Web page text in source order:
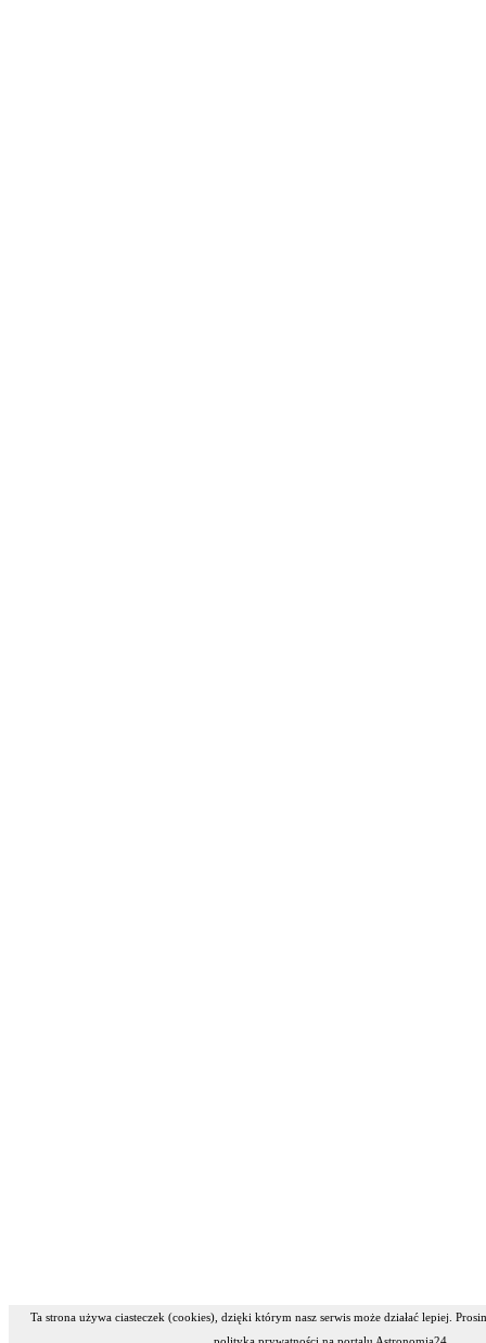
Ta strona używa ciasteczek (cookies), dzięki którym nasz serwis może działać lepiej.